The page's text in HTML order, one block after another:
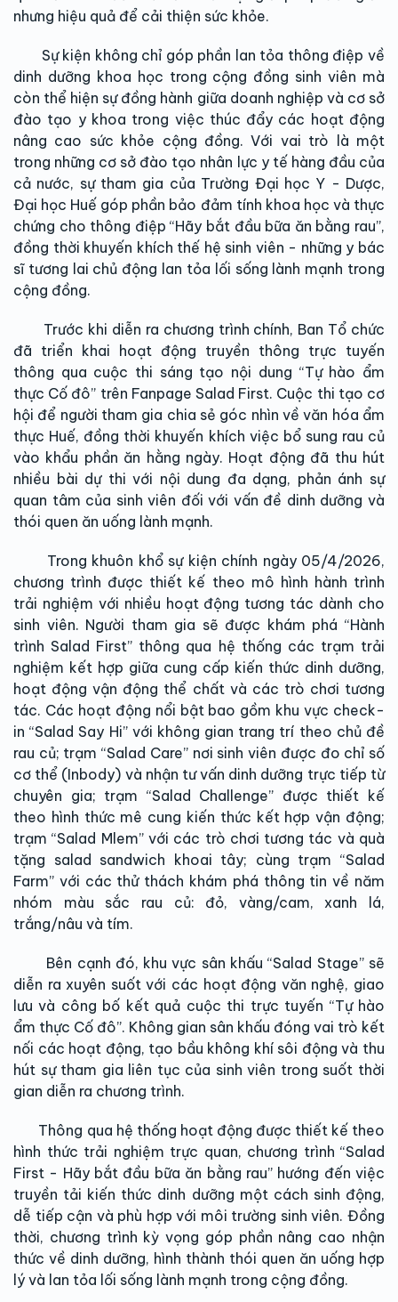
nhưng hiệu quả để cải thiện sức khỏe.
Sự kiện không chỉ góp phần lan tỏa thông điệp về
dinh dưỡng khoa học trong cộng đồng sinh viên mà
còn thể hiện sự đồng hành giữa doanh nghiệp và cơ sở
đào tạo y khoa trong việc thúc đẩy các hoạt động
nâng cao sức khỏe cộng đồng. Với vai trò là một
trong những cơ sở đào tạo nhân lực y tế hàng đầu của
cả nước, sự tham gia của Trường Đại học Y - Dược,
Đại học Huế góp phần bảo đảm tính khoa học và thực
chứng cho thông điệp “Hãy bắt đầu bữa ăn bằng rau”,
đồng thời khuyến khích thế hệ sinh viên - những y bác
sĩ tương lai chủ động lan tỏa lối sống lành mạnh trong
cộng đồng.
Trước khi diễn ra chương trình chính, Ban Tổ chức
đã triển khai hoạt động truyền thông trực tuyến
thông qua cuộc thi sáng tạo nội dung “Tự hào ẩm
thực Cố đô” trên Fanpage Salad First. Cuộc thi tạo cơ
hội để người tham gia chia sẻ góc nhìn về văn hóa ẩm
thực Huế, đồng thời khuyến khích việc bổ sung rau củ
vào khẩu phần ăn hằng ngày. Hoạt động đã thu hút
nhiều bài dự thi với nội dung đa dạng, phản ánh sự
quan tâm của sinh viên đối với vấn đề dinh dưỡng và
thói quen ăn uống lành mạnh.
Trong khuôn khổ sự kiện chính ngày 05/4/2026,
chương trình được thiết kế theo mô hình hành trình
trải nghiệm với nhiều hoạt động tương tác dành cho
sinh viên. Người tham gia sẽ được khám phá “Hành
trình Salad First” thông qua hệ thống các trạm trải
nghiệm kết hợp giữa cung cấp kiến thức dinh dưỡng,
hoạt động vận động thể chất và các trò chơi tương
tác. Các hoạt động nổi bật bao gồm khu vực check-
in “Salad Say Hi” với không gian trang trí theo chủ đề
rau củ; trạm “Salad Care” nơi sinh viên được đo chỉ số
cơ thể (Inbody) và nhận tư vấn dinh dưỡng trực tiếp từ
chuyên gia; trạm “Salad Challenge” được thiết kế
theo hình thức mê cung kiến thức kết hợp vận động;
trạm “Salad Mlem” với các trò chơi tương tác và quà
tặng salad sandwich khoai tây; cùng trạm “Salad
Farm” với các thử thách khám phá thông tin về năm
nhóm màu sắc rau củ: đỏ, vàng/cam, xanh lá,
trắng/nâu và tím.
Bên cạnh đó, khu vực sân khấu “Salad Stage” sẽ
diễn ra xuyên suốt với các hoạt động văn nghệ, giao
lưu và công bố kết quả cuộc thi trực tuyến “Tự hào
ẩm thực Cố đô”. Không gian sân khấu đóng vai trò kết
nối các hoạt động, tạo bầu không khí sôi động và thu
hút sự tham gia liên tục của sinh viên trong suốt thời
gian diễn ra chương trình.
Thông qua hệ thống hoạt động được thiết kế theo
hình thức trải nghiệm trực quan, chương trình “Salad
First - Hãy bắt đầu bữa ăn bằng rau” hướng đến việc
truyền tải kiến thức dinh dưỡng một cách sinh động,
dễ tiếp cận và phù hợp với môi trường sinh viên. Đồng
thời, chương trình kỳ vọng góp phần nâng cao nhận
thức về dinh dưỡng, hình thành thói quen ăn uống hợp
lý và lan tỏa lối sống lành mạnh trong cộng đồng.